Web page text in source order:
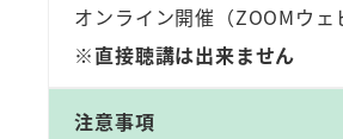
オンライン開催（ZOOMウェ
※直接聴講は出来ません
注意事項